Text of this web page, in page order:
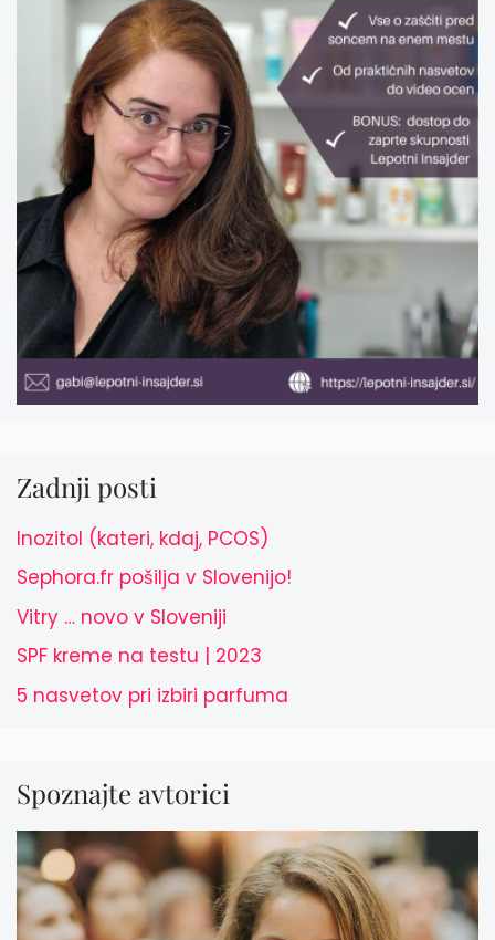
Zadnji posti
Inozitol (kateri, kdaj, PCOS)
Sephora.fr pošilja v Slovenijo!
Vitry … novo v Sloveniji
SPF kreme na testu | 2023
5 nasvetov pri izbiri parfuma
Spoznajte avtorici